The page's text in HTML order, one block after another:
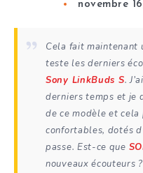
novembre
Cela fait maintenant
teste les derniers
Sony LinkBuds S.
derniers temps et je
de ce modèle et cela
confortables, dotés
passe. Est-ce que
nouveaux écouteurs